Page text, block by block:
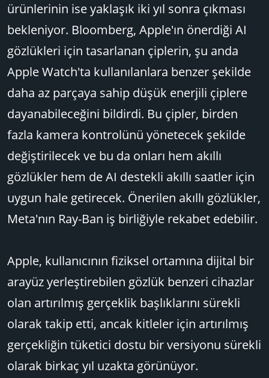
ürünlerinin ise yaklaşık iki yıl sonra çıkması
bekleniyor. Bloomberg, Apple'ın önerdiği AI
gözlükleri için tasarlanan çiplerin, şu anda
Apple Watch'ta kullanılanlara benzer şekilde
daha az parçaya sahip düşük enerjili çiplere
dayanabileceğini bildirdi. Bu çipler, birden
fazla kamera kontrolünü yönetecek şekilde
değiştirilecek ve bu da onları hem akıllı
gözlükler hem de AI destekli akıllı saatler için
uygun hale getirecek. Önerilen akıllı gözlükler,
Meta'nın Ray-Ban iş birliğiyle rekabet edebilir.
Apple, kullanıcının fiziksel ortamına dijital bir
arayüz yerleştirebilen gözlük benzeri cihazlar
olan artırılmış gerçeklik başlıklarını sürekli
olarak takip etti, ancak kitleler için artırılmış
gerçekliğin tüketici dostu bir versiyonu sürekli
olarak birkaç yıl uzakta görünüyor.